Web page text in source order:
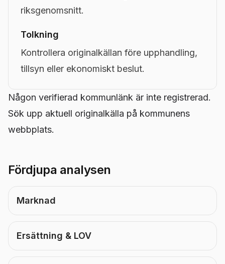
riksgenomsnitt.
Tolkning
Kontrollera originalkällan före upphandling,
tillsyn eller ekonomiskt beslut.
Någon verifierad kommunlänk är inte registrerad.
Sök upp aktuell originalkälla på kommunens
webbplats.
Fördjupa analysen
Marknad
Ersättning & LOV